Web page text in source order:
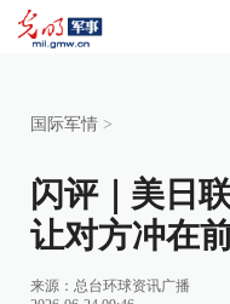
国际军情 >
闪评｜美日
让对方冲在
来源：总台环球资讯广播